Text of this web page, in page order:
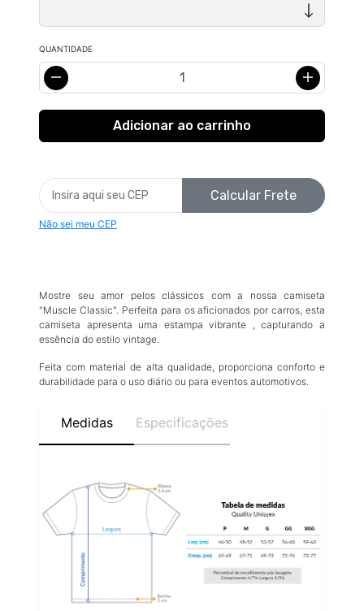
QUANTIDADE
Calcular Frete
Não sei meu CEP
Mostre seu amor pelos clássicos com a nossa camiseta
"Muscle Classic". Perfeita para os aficionados por carros, esta
camiseta apresenta uma estampa vibrante , capturando a
essência do estilo vintage.
Feita com material de alta qualidade, proporciona conforto e
durabilidade para o uso diário ou para eventos automotivos.
Medidas Especificações